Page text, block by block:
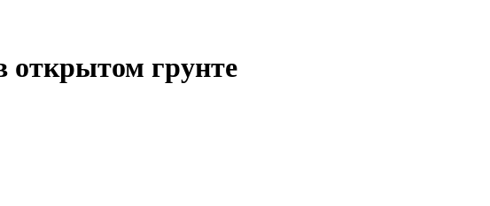
открытом грунте